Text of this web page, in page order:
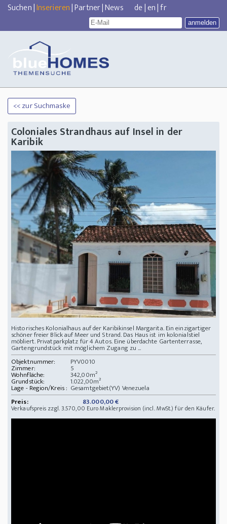
Suchen|Inserieren|Partner|News de|en|fr
<< zur Suchmaske
Coloniales Strandhaus auf Insel in der
Karibik
Historisches Kolonialhaus auf der Karibikinsel Margarita. Ein einzigartiger
schöner freier Blick auf Meer und Strand. Das Haus ist im kolonialstiel
möbliert. Privatparkplatz für 4 Autos. Eine überdachte Gartenterrasse,
Gartengrundstück mit möglichem Zugang zu ...
Objektnummer:
PYV0010
Zimmer: 5
Wohnfläche: 342,00m²
Grundstück: 1.022,00m²
Lage - Region/Kreis : Gesamtgebiet(YV) Venezuela
Preis:
83.000,00 €
Verkaufspreis zzgl. 3.570,00 Euro Maklerprovision (incl. MwSt.) für den Käufer.